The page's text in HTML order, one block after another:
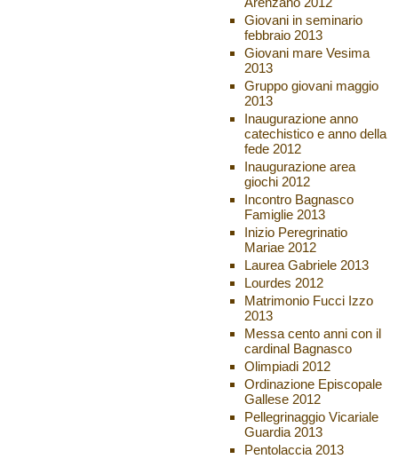
Giovani in seminario
febbraio 2013
Giovani mare Vesima
2013
Gruppo giovani maggio
2013
Inaugurazione anno
catechistico e anno della
fede 2012
Inaugurazione area
giochi 2012
Incontro Bagnasco
Famiglie 2013
Inizio Peregrinatio
Mariae 2012
Laurea Gabriele 2013
Lourdes 2012
Matrimonio Fucci Izzo
2013
Messa cento anni con il
cardinal Bagnasco
Olimpiadi 2012
Ordinazione Episcopale
Gallese 2012
Pellegrinaggio Vicariale
Guardia 2013
Pentolaccia 2013